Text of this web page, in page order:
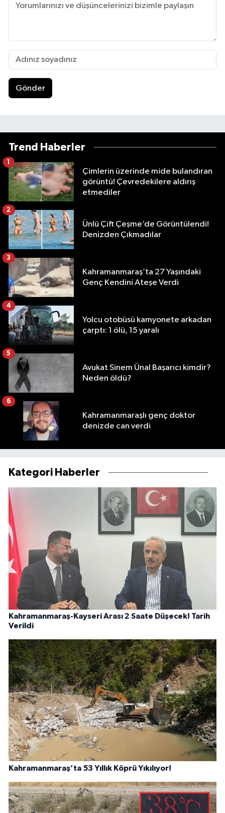
Gönder
Trend Haberler
Çimlerin üzerinde mide bulandıran
görüntü! Çevredekilere aldırış
etmediler
1
Ünlü Çift Çeşme’de Görüntülendi!
Denizden Çıkmadılar
2
Kahramanmaraş’ta 27 Yaşındaki
Genç Kendini Ateşe Verdi
3
Yolcu otobüsü kamyonete arkadan
çarptı: 1 ölü, 15 yaralı
4
Avukat Sinem Ünal Başarıcı kimdir?
Neden öldü?
5
Kahramanmaraşlı genç doktor
denizde can verdi
6
Kategori Haberler
Kahramanmaraş-Kayseri Arası 2 Saate Düşecek! Tarih
Verildi
Kahramanmaraş’ta 53 Yıllık Köprü Yıkılıyor!